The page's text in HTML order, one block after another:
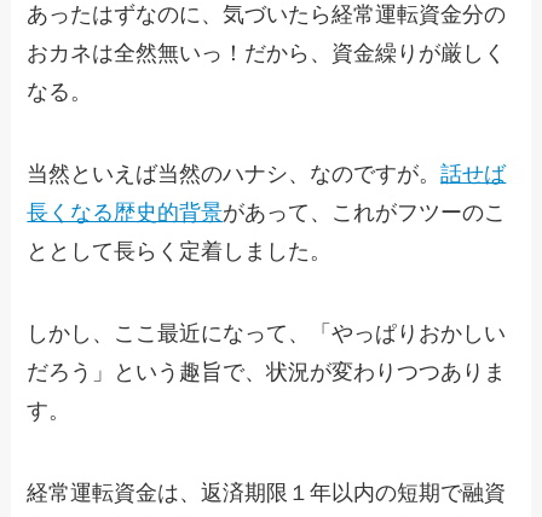
あったはずなのに、気づいたら経常運転資金分の
おカネは全然無いっ！だから、資金繰りが厳しく
なる。
当然といえば当然のハナシ、なのですが。話せば
長くなる歴史的背景があって、これがフツーのこ
ととして長らく定着しました。
しかし、ここ最近になって、「やっぱりおかしい
だろう」という趣旨で、状況が変わりつつありま
す。
経常運転資金は、返済期限１年以内の短期で融資